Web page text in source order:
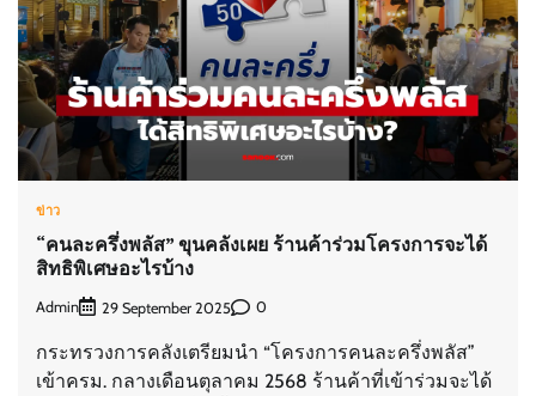
ข่าว
“คนละครึ่งพลัส” ขุนคลังเผย ร้านค้าร่วมโครงการจะได้
สิทธิพิเศษอะไรบ้าง
Admin 29 September 2025 0
กระทรวงการคลังเตรียมนำ “โครงการคนละครึ่งพลัส”
เข้าครม. กลางเดือนตุลาคม 2568 ร้านค้าที่เข้าร่วมจะได้